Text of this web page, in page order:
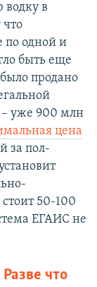
водку в
по одной и
быть еще
продано
– уже 900 млн
цена
за пол-
50-100
ЕГАИС не
что